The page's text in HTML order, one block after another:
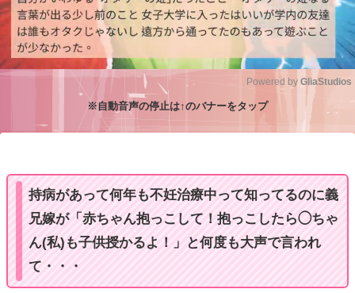
Powered by GliaStudios
※自動音声の停止は↑のバナーをタップ
持病があって何年も不妊治療中って知ってるのに義
兄嫁が「赤ちゃん抱っこして！抱っこしたら◯ちゃ
ん(私)も子供授かるよ！」と何度も大声で言われ
て・・・